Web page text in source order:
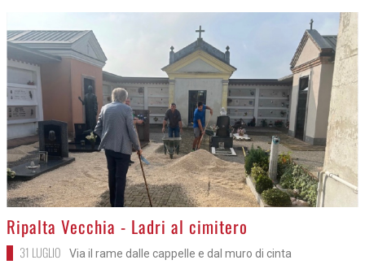
>
Ripalta Vecchia - Ladri al cimitero
31 LUGLIO Via il rame dalle cappelle e dal muro di cinta